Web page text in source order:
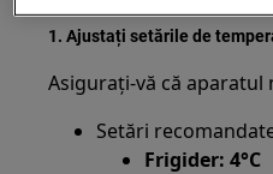
1. Ajustați setările de
Asigurați-vă că aparatul
Setări
Frigider: 4°C